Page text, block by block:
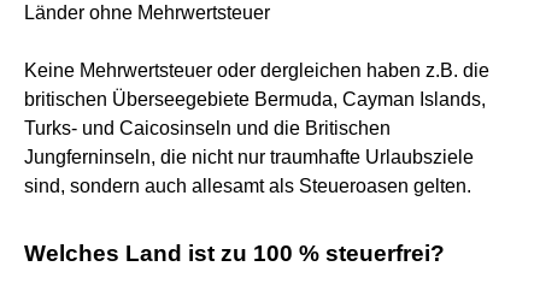
Länder ohne Mehrwertsteuer
Keine Mehrwertsteuer oder dergleichen haben z.B. die
britischen Überseegebiete Bermuda, Cayman Islands,
Turks- und Caicosinseln und die Britischen
Jungferninseln, die nicht nur traumhafte Urlaubsziele
sind, sondern auch allesamt als Steueroasen gelten.
Welches Land ist zu 100 % steuerfrei?